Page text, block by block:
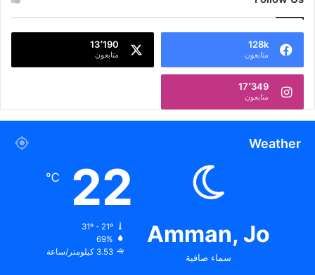
128k
متابعون
13٬190
متابعون
17٬349
متابعون
Weather
Amman, Jo
سماء صافية
22
℃
31º - 21º
69%
3.53 كيلومتر/ساعة